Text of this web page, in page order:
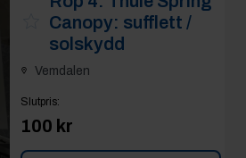
Canopy: sufflett /
solskydd
Vemdalen
Slutpris:
100 kr